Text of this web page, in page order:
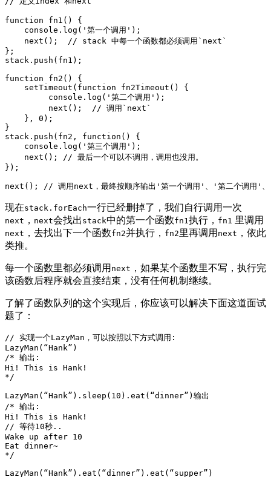
function fn1 ()
{
console .log( '第一个调用' );
    next();
// stack 中每一个函数都必须调用`next`
};
stack.push(fn1);
function
fn2 ()
{
    setTimeout(
function fn2Timeout ()
{
console .log( '第二个调用' );
         next();
// 调用`next`
    },
0 );
}
stack.push(fn2, function ()
{
console .log( '第三个调用' );
    next();
// 最后一个可以不调用，调用也没用。
});
next(); // 调用next，最终按顺序输出'第一个调用'、'第二个调用'
现在stack.forEach一行已经删掉了，我们自行调用一次
next ， next会找出 stack中的第一个函数fn1 执行， fn1 里调用
next ，去找出下一个函数fn2并执行， fn2里再调用 next ，依此
类推。
每一个函数里都必须调用 next ，如果某个函数里不写，执行完
该函数后程序就会直接结束，没有任何机制继续。
了解了函数队列的这个实现后，你应该可以解决下面这道面试
题了：
// 实现一个LazyMan，可以按照以下方式调用:
/* 输出:
Hi! This is Hank!
*/
LazyMan(“Hank”).sleep( 10
/* 输出:
Hi! This is Hank!
// 等待10秒..
Wake up after 10
Eat dinner~
*/